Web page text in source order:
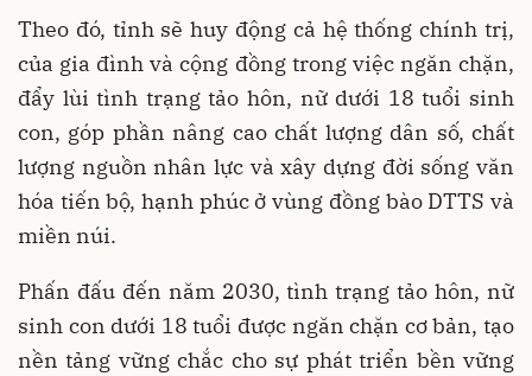
Theo đó, tỉnh sẽ huy động cả hệ thống chính trị,
của gia đình và cộng đồng trong việc ngăn chặn,
đẩy lùi tình trạng tảo hôn, nữ dưới 18 tuổi sinh
con, góp phần nâng cao chất lượng dân số, chất
lượng nguồn nhân lực và xây dựng đời sống văn
hóa tiến bộ, hạnh phúc ở vùng đồng bào DTTS và
miền núi.
Phấn đấu đến năm 2030, tình trạng tảo hôn, nữ
sinh con dưới 18 tuổi được ngăn chặn cơ bản, tạo
nền tảng vững chắc cho sự phát triển bền vững